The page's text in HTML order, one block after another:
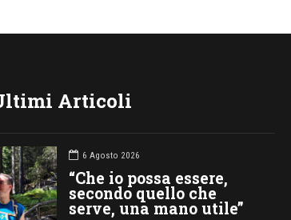
Articoli
6 Agosto 2026
“Che io possa essere,
secondo quello che
serve, una mano utile”